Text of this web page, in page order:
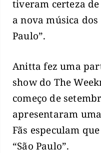
tiveram certeza
a nova música
Paulo”.
Anitta fez uma
show do The
começo de
apresentaram
Fãs especulam
“São Paulo”.